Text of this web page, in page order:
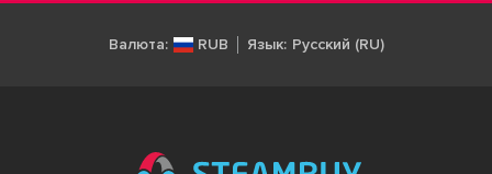
Валюта: RUB Язык: Русский (RU)